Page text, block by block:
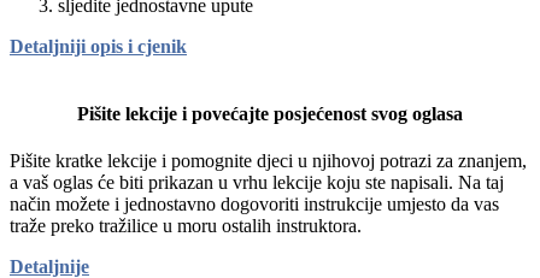
sljedite jednostavne upute
Detaljniji opis i cjenik
Pišite lekcije i povećajte posjećenost svog oglasa
Pišite kratke lekcije i pomognite djeci u njihovoj potrazi za znanjem,
a vaš oglas će biti prikazan u vrhu lekcije koju ste napisali. Na taj
način možete i jednostavno dogovoriti instrukcije umjesto da vas
traže preko tražilice u moru ostalih instruktora.
Detaljnije